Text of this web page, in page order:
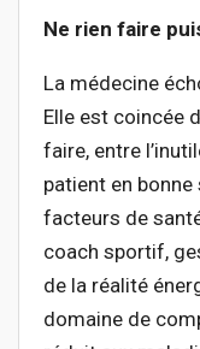
Ne rien faire
La médecine
Elle est coincée
faire, entre
patient en
facteurs de
coach sportif,
de la réalité
domaine de